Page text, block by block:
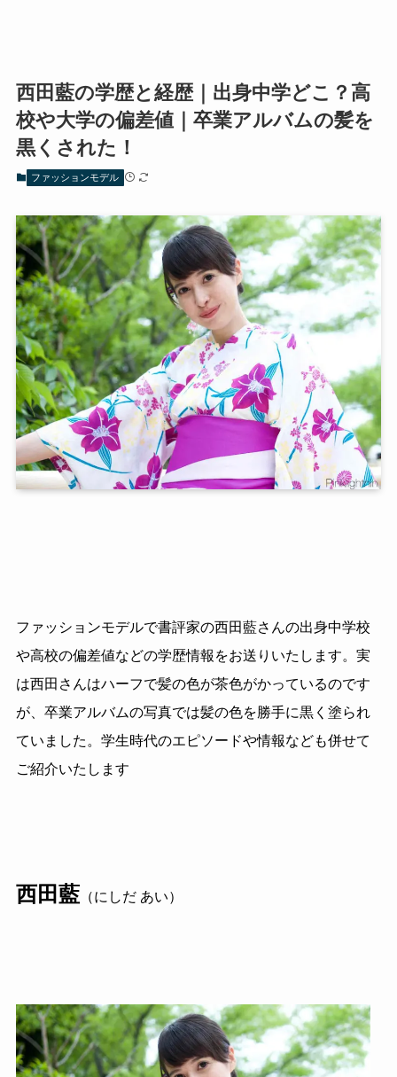
西田藍の学歴と経歴｜出身中学どこ？高
校や大学の偏差値｜卒業アルバムの髪を
黒くされた！
ファッションモデル
ファッションモデルで書評家の西田藍さんの出身中学校
や高校の偏差値などの学歴情報をお送りいたします。実
は西田さんはハーフで髪の色が茶色がかっているのです
が、卒業アルバムの写真では髪の色を勝手に黒く塗られ
ていました。学生時代のエピソードや情報なども併せて
ご紹介いたします
西田藍（にしだ あい）